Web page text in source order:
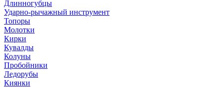
Длинногубцы
Ударно-рычажный инструмент
Топоры
Молотки
Кирки
Кувалды
Колуны
Пробойники
Ледорубы
Киянки